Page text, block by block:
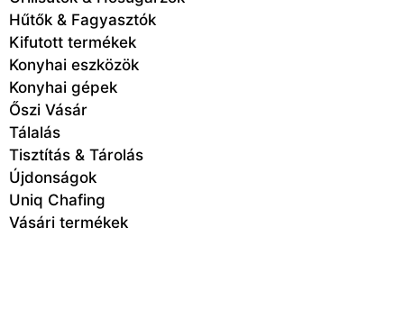
Hűtők & Fagyasztók
Kifutott termékek
Konyhai eszközök
Konyhai gépek
Őszi Vásár
Tálalás
Tisztítás & Tárolás
Újdonságok
Uniq Chafing
Vásári termékek